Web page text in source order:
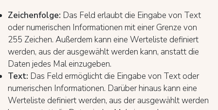
Zeichenfolge: Das Feld erlaubt die Eingabe von Text
oder numerischen Informationen mit einer Grenze von
255 Zeichen. Außerdem kann eine Werteliste definiert
werden, aus der ausgewählt werden kann, anstatt die
Daten jedes Mal einzugeben.
Text: Das Feld ermöglicht die Eingabe von Text oder
numerischen Informationen. Darüber hinaus kann eine
Werteliste definiert werden, aus der ausgewählt werden